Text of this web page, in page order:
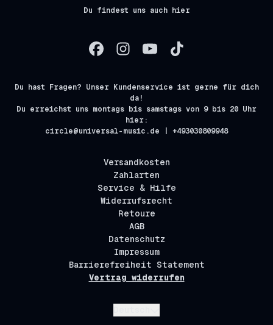
Du findest uns auch hier
Du hast Fragen? Unser Kundenservice ist gerne für dich
da!
Du erreichst uns montags bis samstags von 9 bis 20 Uhr
hier:
circle@universal-music.de | +493030809948
Versandkosten
Zahlarten
Service & Hilfe
Widerrufsrecht
Retoure
AGB
Datenschutz
Impressum
Barrierefreiheit Statement
Vertrag widerrufen